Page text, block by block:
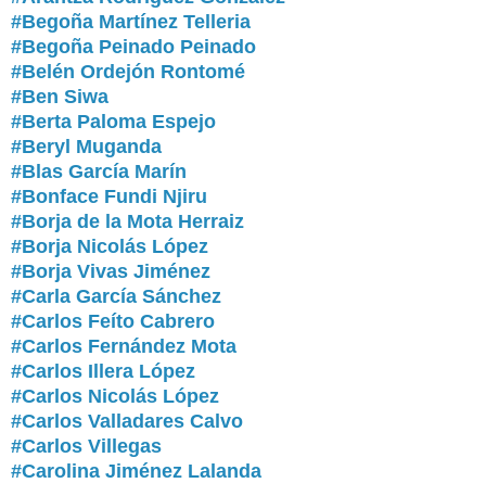
#Begoña Martínez Telleria
#Begoña Peinado Peinado
#Belén Ordejón Rontomé
#Ben Siwa
#Berta Paloma Espejo
#Beryl Muganda
#Blas García Marín
#Bonface Fundi Njiru
#Borja de la Mota Herraiz
#Borja Nicolás López
#Borja Vivas Jiménez
#Carla García Sánchez
#Carlos Feíto Cabrero
#Carlos Fernández Mota
#Carlos Illera López
#Carlos Nicolás López
#Carlos Valladares Calvo
#Carlos Villegas
#Carolina Jiménez Lalanda